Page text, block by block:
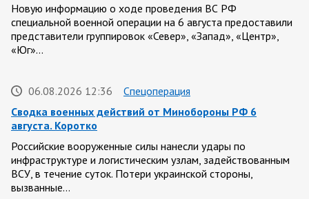
Новую информацию о ходе проведения ВС РФ
специальной военной операции на 6 августа предоставили
представители группировок «Север», «Запад», «Центр»,
«Юг»…
06.08.2026 12:36
Спецоперация
Сводка военных действий от Минобороны РФ 6
августа. Коротко
Российские вооруженные силы нанесли удары по
инфраструктуре и логистическим узлам, задействованным
ВСУ, в течение суток. Потери украинской стороны,
вызванные…